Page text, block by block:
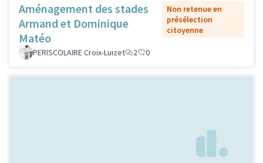
Aménagement des stades
Armand et Dominique
Matéo
Non retenue en
présélection
citoyenne
PERISCOLAIRE Croix-Luizet 2 0